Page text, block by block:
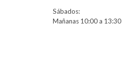
Sábados:
Mañanas 10:00 a 13:30